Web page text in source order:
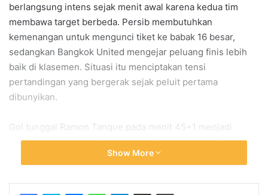
berlangsung intens sejak menit awal karena kedua tim
membawa target berbeda. Persib membutuhkan
kemenangan untuk mengunci tiket ke babak 16 besar,
sedangkan Bangkok United mengejar peluang finis lebih
baik di klasemen. Situasi itu menciptakan tensi
pertandingan yang bergerak sejak peluit pertama
dibunyikan.
Gol tunggal Ramon Tanque pada menit 45+1 menjadi
pemicu sorak besar dari puluhan ribu pendukung Persib
yang memenuhi tribun stadion. Para pemain langsung
pentingnya keunggulan sebelum turun minum.
Show More